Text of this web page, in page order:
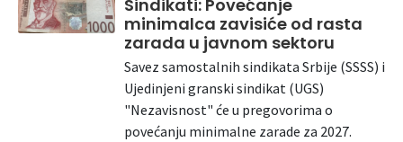
Sindikati: Povećanje
minimalca zavisiće od rasta
zarada u javnom sektoru
Savez samostalnih sindikata Srbije (SSSS) i
Ujedinjeni granski sindikat (UGS)
"Nezavisnost" će u pregovorima o
povećanju minimalne zarade za 2027.